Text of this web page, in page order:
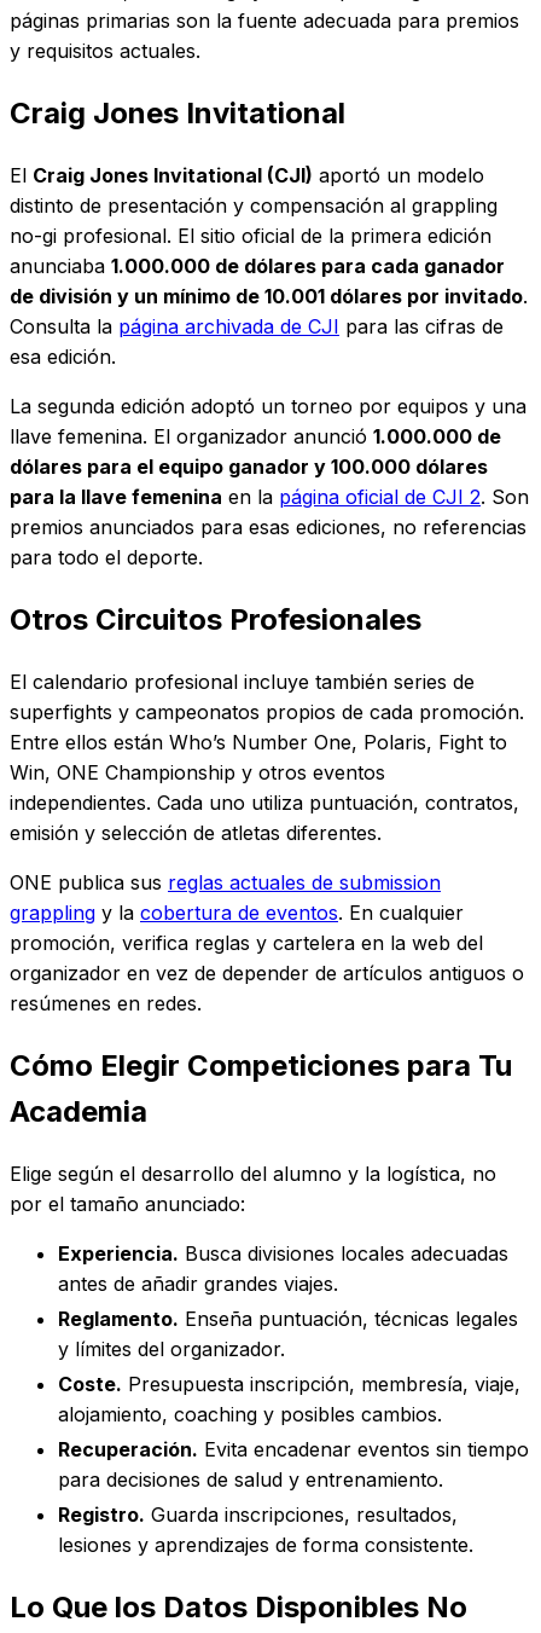
páginas primarias son la fuente adecuada para premios
y requisitos actuales.
Craig Jones Invitational
El Craig Jones Invitational (CJI) aportó un modelo
distinto de presentación y compensación al grappling
no-gi profesional. El sitio oficial de la primera edición
anunciaba 1.000.000 de dólares para cada ganador
de división y un mínimo de 10.001 dólares por invitado.
Consulta la página archivada de CJI para las cifras de
esa edición.
La segunda edición adoptó un torneo por equipos y una
llave femenina. El organizador anunció 1.000.000 de
dólares para el equipo ganador y 100.000 dólares
para la llave femenina en la página oficial de CJI 2. Son
premios anunciados para esas ediciones, no referencias
para todo el deporte.
Otros Circuitos Profesionales
El calendario profesional incluye también series de
superfights y campeonatos propios de cada promoción.
Entre ellos están Who’s Number One, Polaris, Fight to
Win, ONE Championship y otros eventos
independientes. Cada uno utiliza puntuación, contratos,
emisión y selección de atletas diferentes.
ONE publica sus reglas actuales de submission
grappling y la cobertura de eventos. En cualquier
promoción, verifica reglas y cartelera en la web del
organizador en vez de depender de artículos antiguos o
resúmenes en redes.
Cómo Elegir Competiciones para Tu
Academia
Elige según el desarrollo del alumno y la logística, no
por el tamaño anunciado:
Experiencia. Busca divisiones locales adecuadas
antes de añadir grandes viajes.
Reglamento. Enseña puntuación, técnicas legales
y límites del organizador.
Coste. Presupuesta inscripción, membresía, viaje,
alojamiento, coaching y posibles cambios.
Recuperación. Evita encadenar eventos sin tiempo
para decisiones de salud y entrenamiento.
Registro. Guarda inscripciones, resultados,
lesiones y aprendizajes de forma consistente.
Lo Que los Datos Disponibles No